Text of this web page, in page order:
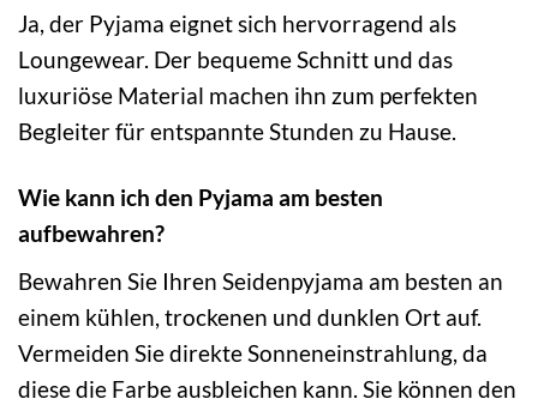
Ja, der Pyjama eignet sich hervorragend als
Loungewear. Der bequeme Schnitt und das
luxuriöse Material machen ihn zum perfekten
Begleiter für entspannte Stunden zu Hause.
Wie kann ich den Pyjama am besten
aufbewahren?
Bewahren Sie Ihren Seidenpyjama am besten an
einem kühlen, trockenen und dunklen Ort auf.
Vermeiden Sie direkte Sonneneinstrahlung, da
diese die Farbe ausbleichen kann. Sie können den